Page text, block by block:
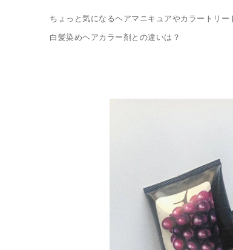
ちょっと気になるヘアマニキュアやカラートリー
白髪染めヘアカラー剤との違いは？